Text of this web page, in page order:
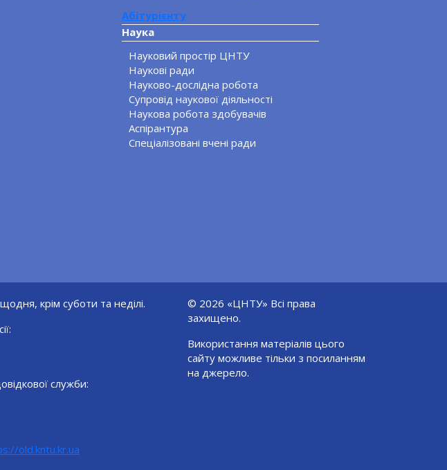
Абітурієнту
Наука
Науковий простір ЦНТУ
Наукові ради
Науково-дослідна робота
Супровід наукової діяльності
Наукова робота здобувачів
Аспірантура
Спеціалізовані вчені ради
крім суботи та неділі.
служби:
old.kntu.kr.ua
© 2026 «ЦНТУ» Всі права
захищено.
Використання матеріалів цього
сайту можливе тільки з посиланням
на джерело.